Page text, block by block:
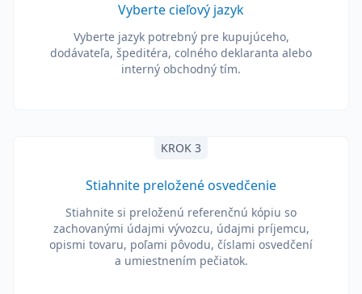
Vyberte cieľový jazyk
Vyberte jazyk potrebný pre kupujúceho,
dodávateľa, špeditéra, colného deklaranta alebo
interný obchodný tím.
KROK 3
Stiahnite preložené osvedčenie
Stiahnite si preloženú referenčnú kópiu so
zachovanými údajmi vývozcu, údajmi príjemcu,
opismi tovaru, poľami pôvodu, číslami osvedčení
a umiestnením pečiatok.